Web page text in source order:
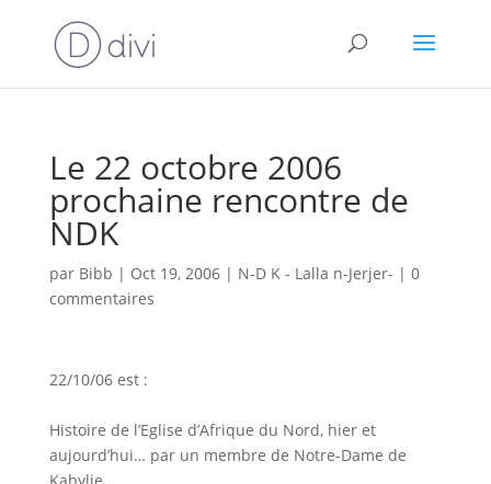
Le 22 octobre 2006
prochaine rencontre de
NDK
par Bibb | Oct 19, 2006| N-D K - Lalla n-Jerjer- | 0
commentaires
22/10/06 est :
Histoire de l’Eglise d’Afrique du Nord, hier et
aujourd’hui… par un membre de Notre-Dame de